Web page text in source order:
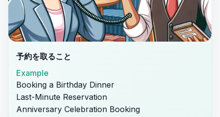
予約を取ること
Example
Booking a Birthday Dinner
Last-Minute Reservation
Anniversary Celebration Booking